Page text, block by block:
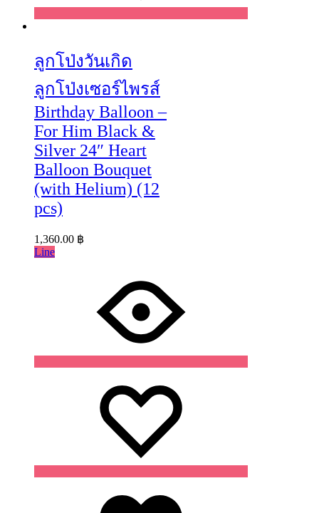
ลูกโป่งวันเกิด
ลูกโป่งเซอร์ไพรส์
Birthday Balloon –
For Him Black &
Silver 24″ Heart
Balloon Bouquet
(with Helium) (12
pcs)
1,360.00 ฿
Line